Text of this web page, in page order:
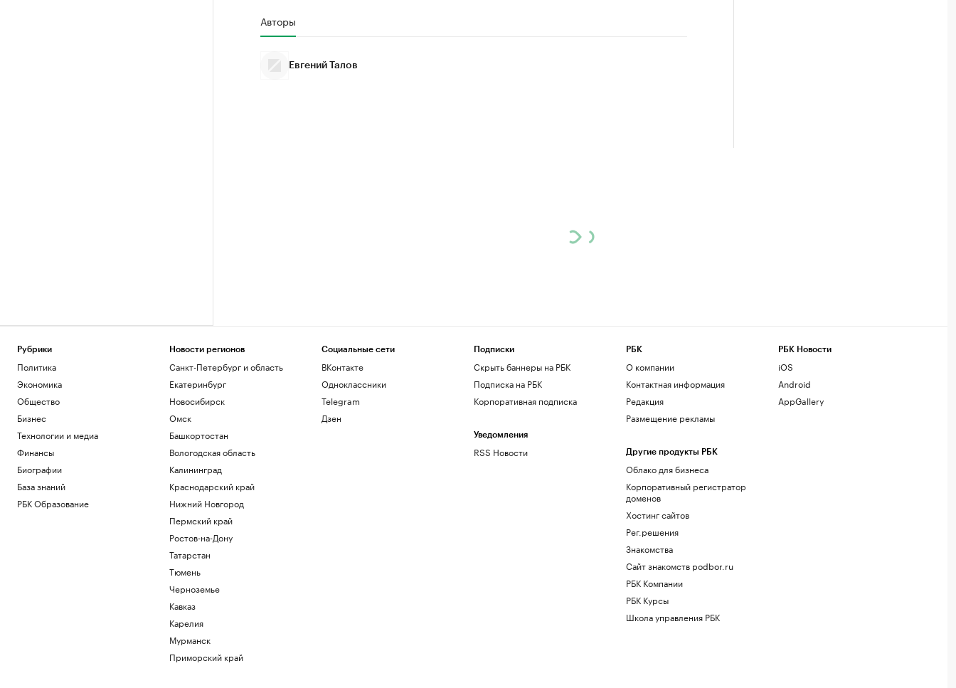
Авторы
Евгений Талов
Рубрики
Политика
Экономика
Общество
Бизнес
Технологии и медиа
Финансы
Биографии
База знаний
РБК Образование
Новости регионов
Санкт-Петербург и область
Екатеринбург
Новосибирск
Омск
Башкортостан
Вологодская область
Калининград
Краснодарский край
Нижний Новгород
Пермский край
Ростов-на-Дону
Татарстан
Тюмень
Черноземье
Кавказ
Карелия
Мурманск
Приморский край
Социальные сети
ВКонтакте
Одноклассники
Telegram
Дзен
Подписки
Скрыть баннеры на РБК
Подписка на РБК
Корпоративная подписка
Уведомления
RSS Новости
РБК
О компании
Контактная информация
Редакция
Размещение рекламы
Другие продукты РБК
Облако для бизнеса
Корпоративный регистратор
доменов
Хостинг сайтов
Рег.решения
Знакомства
Сайт знакомств podbor.ru
РБК Компании
РБК Курсы
Школа управления РБК
РБК Новости
iOS
Android
AppGallery